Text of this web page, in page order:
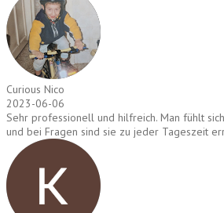
Curious Nico
2023-06-06
Sehr professionell und hilfreich. Man fühlt
und bei Fragen sind sie zu jeder Tageszeit